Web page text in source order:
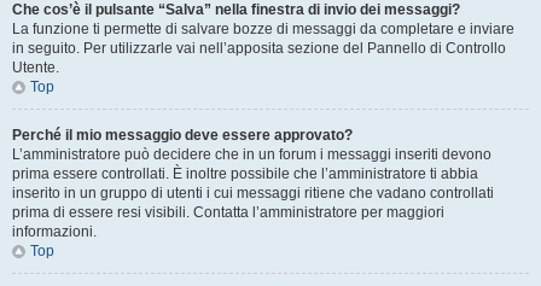
Che cos’è il pulsante “Salva” nella finestra di invio dei messaggi?
La funzione ti permette di salvare bozze di messaggi da completare e inviare
in seguito. Per utilizzarle vai nell’apposita sezione del Pannello di Controllo
Utente.
Top
Perché il mio messaggio deve essere approvato?
L’amministratore può decidere che in un forum i messaggi inseriti devono
prima essere controllati. È inoltre possibile che l’amministratore ti abbia
inserito in un gruppo di utenti i cui messaggi ritiene che vadano controllati
prima di essere resi visibili. Contatta l’amministratore per maggiori
informazioni.
Top